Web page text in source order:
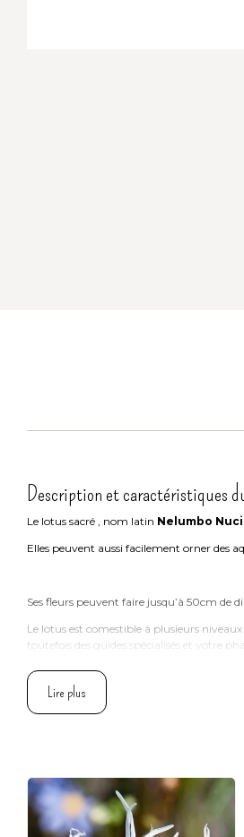
Description et caractéristiques
Le lotus sacré , nom latin Nelumbo
Elles peuvent aussi facilement orner des
Ses fleurs peuvent faire jusqu’à 50cm de
Le lotus est comestible à plusieurs
toutefois des guides spécialisés et votre
Planter le Lotus Sacré
La culture du Lotus est assez facile en
Semis
Lire plus